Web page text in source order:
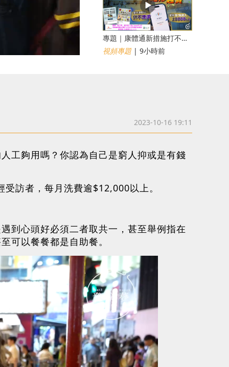
專題｜康體通新措施打不倒黃牛？室內運動場一場難求越炒越貴
視頻專題| 9小時前
2023-10-16 19:11
工夠用嗎？你認為自己是窮人抑或是有錢
訪者，每月洗費逾$12,000以上。
到心頭好必須二者取共一，甚至舉例指在
可以餐餐都是自助餐。